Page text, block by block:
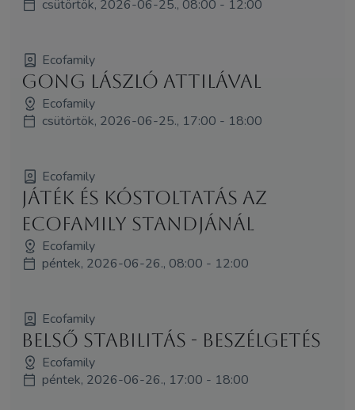
csütörtök, 2026-06-25., 08:00 - 12:00
Ecofamily
Gong László Attilával
Ecofamily
csütörtök, 2026-06-25., 17:00 - 18:00
Ecofamily
Játék és kóstoltatás az
Ecofamily standjánál
Ecofamily
péntek, 2026-06-26., 08:00 - 12:00
Ecofamily
Belső stabilitás - beszélgetés
Ecofamily
péntek, 2026-06-26., 17:00 - 18:00